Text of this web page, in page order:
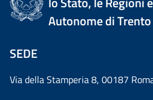
Autonome di
SEDE
Via della Stamperia 8, 00187